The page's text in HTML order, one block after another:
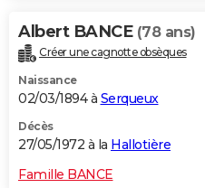
Albert BANCE (78 ans)
Créer une cagnotte obsèques
Naissance
02/03/1894 à Serqueux
Décès
27/05/1972 à la Hallotière
Famille BANCE